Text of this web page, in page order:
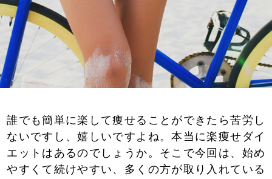
誰でも簡単に楽して痩せることができたら苦労し
ないですし、嬉しいですよね。本当に楽痩せダイ
エットはあるのでしょうか。そこで今回は、始め
やすくて続けやすい、多くの方が取り入れている